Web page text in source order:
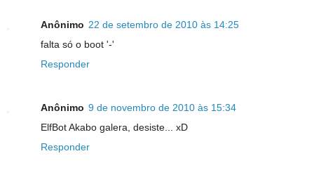
Anônimo 22 de setembro de 2010 às 14:25
falta só o boot '-'
Responder
Anônimo 9 de novembro de 2010 às 15:34
ElfBot Akabo galera, desiste... xD
Responder